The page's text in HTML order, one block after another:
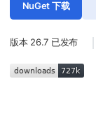
NuGet 下载
版本 26.7 已发布